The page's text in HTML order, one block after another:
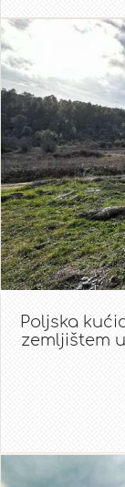
Poljska
zemljištem